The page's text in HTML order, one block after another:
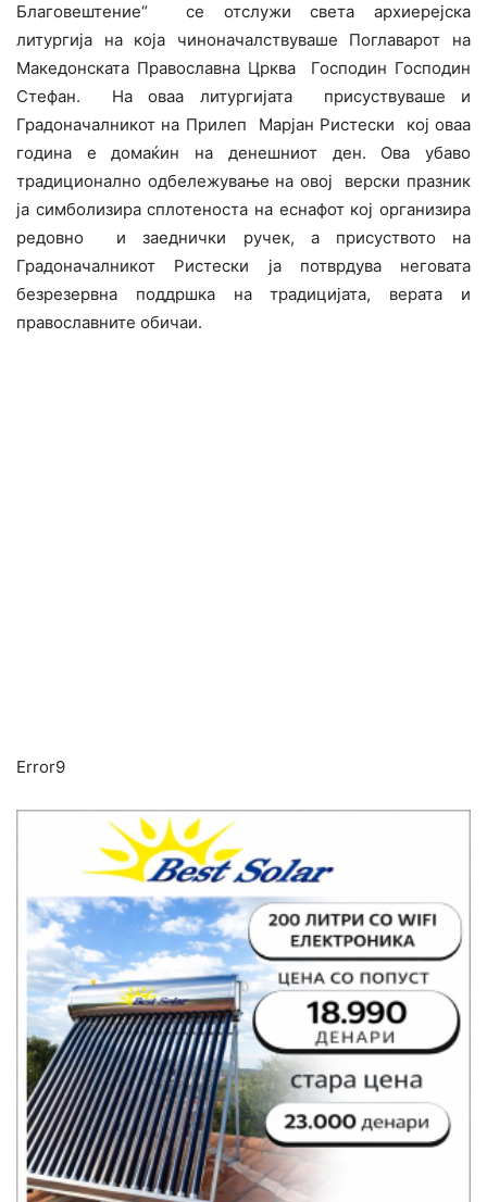
Благовештение“ се отслужи света архиерејска
литургија на која чиноначалствуваше Поглаварот на
Македонската Православна Црква Господин Господин
Стефан. На оваа литургијата присуствуваше и
Градоначалникот на Прилеп Марјан Ристески кој оваа
година е домаќин на денешниот ден. Ова убаво
традиционално одбележување на овој верски празник
ја симболизира сплотеноста на еснафот кој организира
редовно и заеднички ручек, а присуството на
Градоначалникот Ристески ја потврдува неговата
безрезервна поддршка на традицијата, верата и
православните обичаи.
Error9